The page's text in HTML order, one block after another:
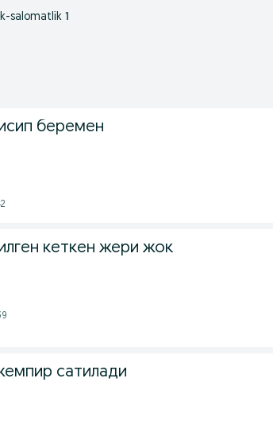
salomatlik 1
беремен
кеткен жери жок
сатилади